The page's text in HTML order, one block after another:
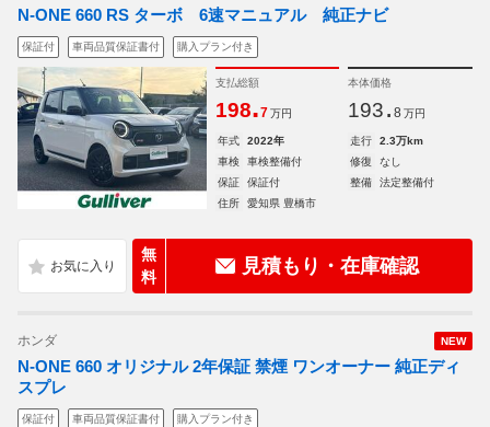
N-ONE 660 RS ターボ 6速マニュアル 純正ナビ
保証付 車両品質保証書付 購入プラン付き
支払総額
198.7 万円
本体価格
193. 8 万円
年式 2022年 走行
2.3万km
車検
車検整備付 修復
なし
保証
保証付 整備
法定整備付
住所
愛知県 豊橋市
無
料
見積もり・在庫確認
NEW
ホンダ
N-ONE 660 オリジナル 2年保証 禁煙 ワンオーナー 純正ディ
スプレ
保証付 車両品質保証書付 購入プラン付き